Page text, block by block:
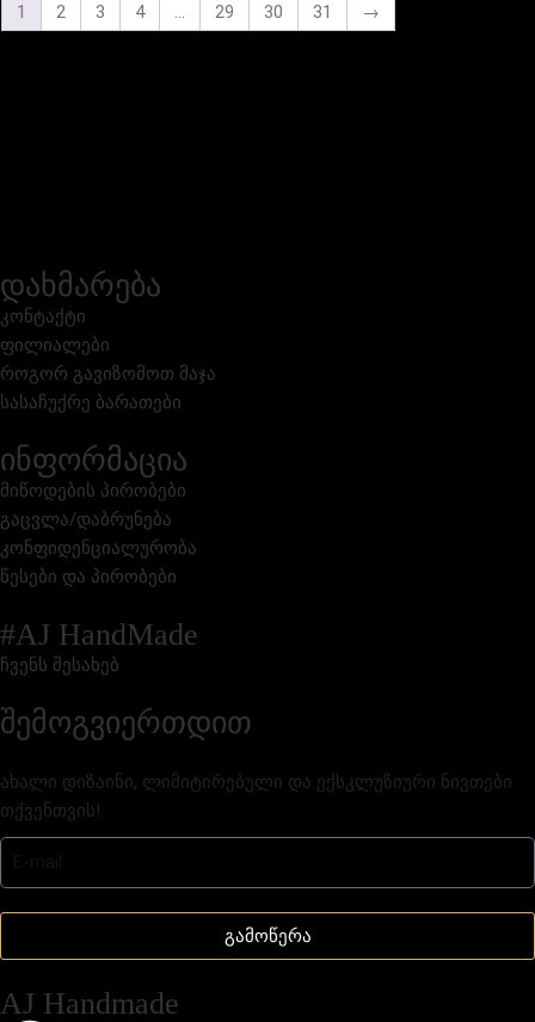
1 2 3 4 29 30 31 →
დახმარება
კონტაქტი
ფილიალები
როგორ გავიზომოთ მაჯა
სასაჩუქრე ბარათები
ინფორმაცია
მიწოდების პირობები
გაცვლა/დაბრუნება
კონფიდენციალურობა
წესები და პირობები
#AJ HandMade
ჩვენს შესახებ
შემოგვიერთდით
ახალი დიზაინი, ლიმიტირებული და ექსკლუზიური ნივთები
თქვენთვის!
გამოწერა
AJ Handmade